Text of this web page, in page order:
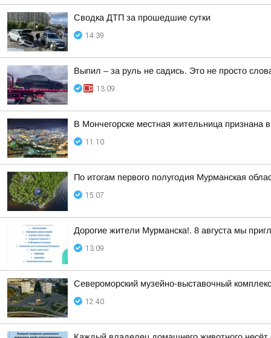
Сводка ДТП за прошедшие сутки
14:39
Выпил – за руль не садись. Это не просто
13:09
В Мончегорске местная жительница признана
11:10
По итогам первого полугодия Мурманская
15:07
Дорогие жители Мурманска!. 8 августа мы
13:09
Североморский музейно-выставочный
12:40